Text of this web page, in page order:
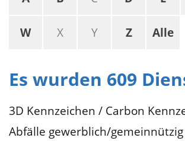
W X Y Z Alle
Es wurden 609
3D Kennzeichen / Carbon
Abfälle gewerblich/